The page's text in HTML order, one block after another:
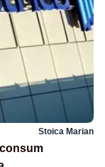
Stoica Marian